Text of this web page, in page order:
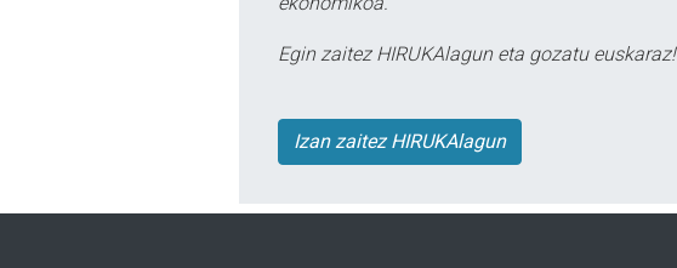
Egin zaitez HIRUKAlagun eta gozatu euskaraz!
Izan zaitez HIRUKAlagun